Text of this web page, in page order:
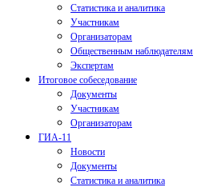
Статистика и аналитика
Участникам
Организаторам
Общественным наблюдателям
Экспертам
Итоговое собеседование
Документы
Участникам
Организаторам
ГИА-11
Новости
Документы
Статистика и аналитика